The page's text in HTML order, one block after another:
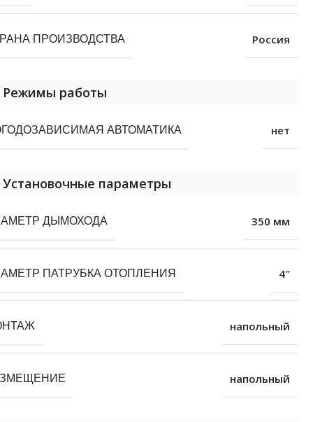
ПРОИЗВОДСТВА Россия
Режимы работы
АВТОМАТИКА нет
Установочные параметры
ДЫМОХОДА 350 мм
ПАТРУБКА ОТОПЛЕНИЯ 4″
напольный
напольный